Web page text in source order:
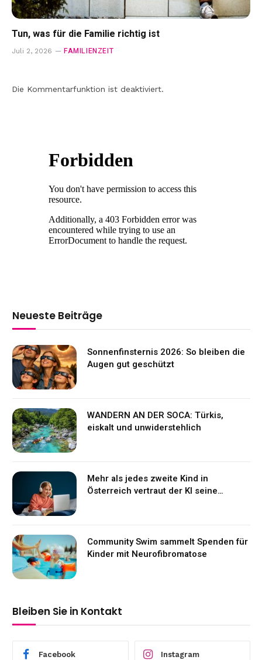
Tun, was für die Familie richtig ist
Juli 2, 2026 FAMILIENZEIT
Die Kommentarfunktion ist deaktiviert.
Neueste Beiträge
Sonnenfinsternis 2026: So bleiben die
Augen gut geschützt
WANDERN AN DER SOCA: Türkis,
eiskalt und unwiderstehlich
Mehr als jedes zweite Kind in
Österreich vertraut der KI seine
Community Swim sammelt Spenden für
Kinder mit Neurofibromatose
Bleiben Sie in Kontakt
Facebook Instagram